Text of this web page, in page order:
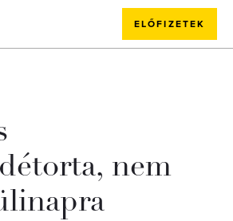
ELŐFIZETEK
nem